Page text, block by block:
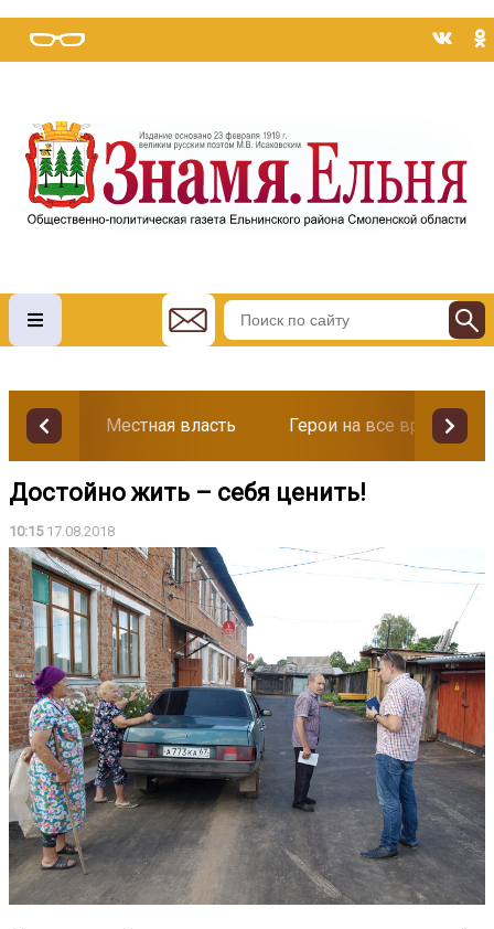
Местная власть Герои на все времена
Достойно жить – себя ценить!
10:1517.08.2018